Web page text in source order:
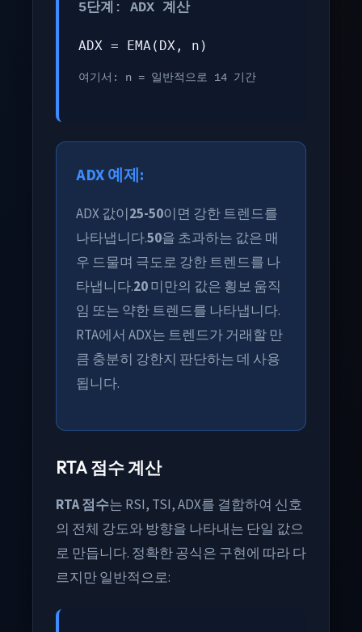
5단계: ADX 계산
ADX = EMA(DX, n)
여기서: n = 일반적으로 14 기간
ADX 예제:
ADX 값이25-50이면 강한 트렌드를
나타냅니다.50을 초과하는 값은 매
우 드물며 극도로 강한 트렌드를 나
타냅니다.20미만의 값은 횡보 움직
임 또는 약한 트렌드를 나타냅니다.
RTA에서 ADX는 트렌드가 거래할 만
큼 충분히 강한지 판단하는 데 사용
됩니다.
RTA 점수 계산
RTA 점수는 RSI, TSI, ADX를 결합하여 신호
의 전체 강도와 방향을 나타내는 단일 값으
로 만듭니다. 정확한 공식은 구현에 따라 다
르지만 일반적으로: